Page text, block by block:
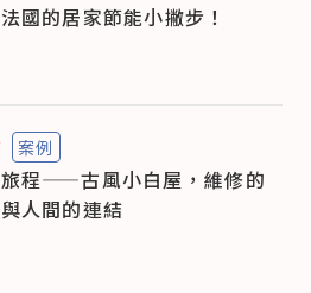
國的居家節能小撇步！
案例
程——古風小白屋，維修的
人間的連結